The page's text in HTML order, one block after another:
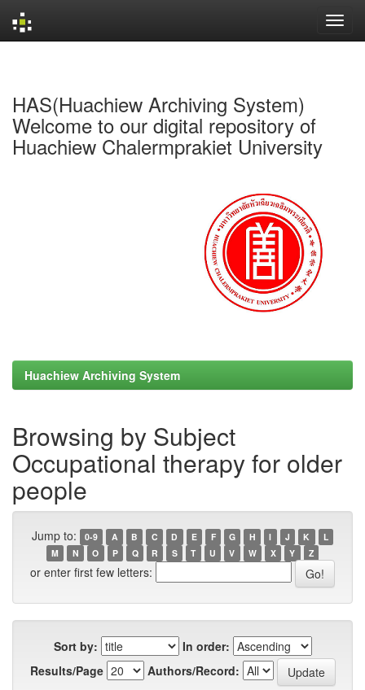
HAS(Huachiew Archiving System)
Welcome to our digital repository of
Huachiew Chalermprakiet University
Huachiew Archiving System
Browsing by Subject
Occupational therapy for older
people
Jump to: 0-9 A B C D E F G H I J K
L
M
N O P Q R S T U V W X Y Z
or enter first few letters:
Sort by:
In order:
Results/Page
Authors/Record: